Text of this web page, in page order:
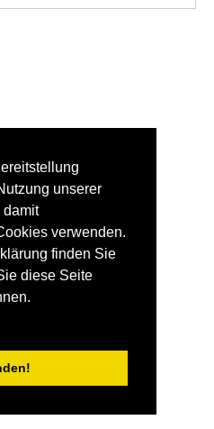
unserer
damit
verwenden.
finden Sie
diese Seite